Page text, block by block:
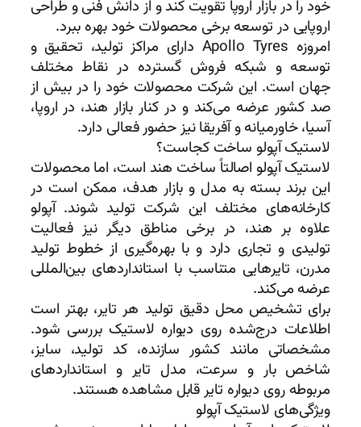
خود را در بازار اروپا تقویت کند و از دانش فنی و طراحی
اروپایی در توسعه برخی محصولات خود بهره ببرد.
امروزه Apollo Tyres دارای مراکز تولید، تحقیق و
توسعه و شبکه فروش گسترده در نقاط مختلف
جهان است. این شرکت محصولات خود را در بیش از
صد کشور عرضه می‌کند و در کنار بازار هند، در اروپا،
آسیا، خاورمیانه و آفریقا نیز حضور فعالی دارد.
لاستیک آپولو ساخت کجاست؟
لاستیک آپولو اصالتاً ساخت هند است، اما محصولات
این برند بسته به مدل و بازار هدف، ممکن است در
کارخانه‌های مختلف این شرکت تولید شوند. آپولو
علاوه بر هند، در برخی مناطق دیگر نیز فعالیت
تولیدی و تجاری دارد و با بهره‌گیری از خطوط تولید
مدرن، تایرهایی متناسب با استانداردهای بین‌المللی
عرضه می‌کند.
برای تشخیص محل دقیق تولید هر تایر، بهتر است
اطلاعات درج‌شده روی دیواره لاستیک بررسی شود.
مشخصاتی مانند کشور سازنده، کد تولید، سایز،
شاخص بار و سرعت، مدل تایر و استانداردهای
مربوطه روی دیواره تایر قابل مشاهده هستند.
ویژگی‌های لاستیک آپولو